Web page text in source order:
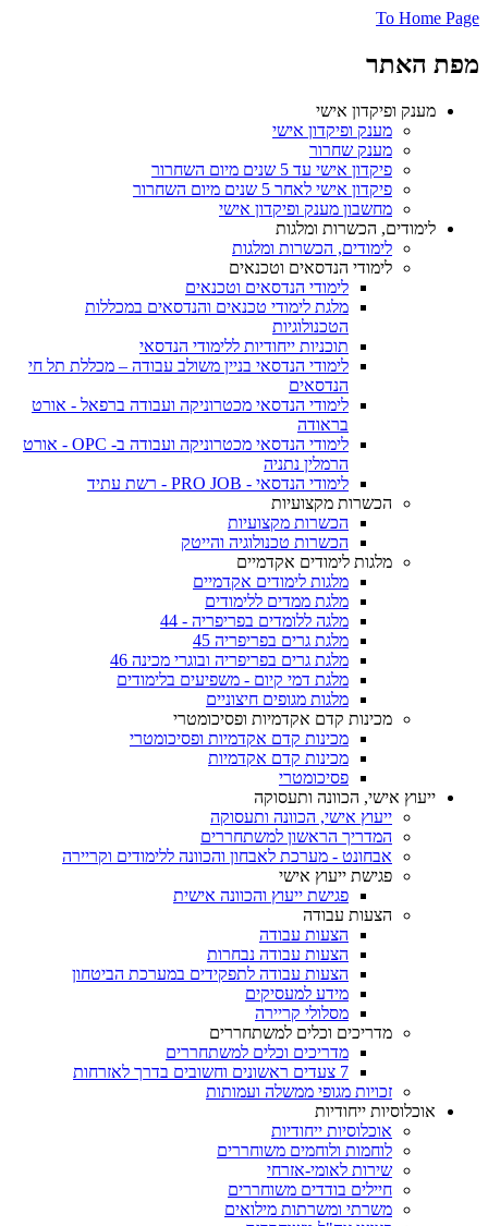
To Home Page
מפת האתר
מענק ופיקדון אישי
מענק ופיקדון אישי
מענק שחרור
פיקדון אישי עד 5 שנים מיום השחרור
פיקדון אישי לאחר 5 שנים מיום השחרור
מחשבון מענק ופיקדון אישי
לימודים, הכשרות ומלגות
לימודים, הכשרות ומלגות
לימודי הנדסאים וטכנאים
לימודי הנדסאים וטכנאים
מלגת לימודי טכנאים והנדסאים במכללות
הטכנולוגיות
תוכניות ייחודיות ללימודי הנדסאי
לימודי הנדסאי בניין משולב עבודה – מכללת תל חי
הנדסאים
לימודי הנדסאי מכטרוניקה ועבודה ברפאל - אורט
בראודה
לימודי הנדסאי מכטרוניקה ועבודה ב- OPC - אורט
הרמלין נתניה
לימודי הנדסאי - PRO JOB - רשת עתיד
הכשרות מקצועיות
הכשרות מקצועיות
הכשרות טכנולוגיה והייטק
מלגות לימודים אקדמיים
מלגות לימודים אקדמיים
מלגת ממדים ללימודים
מלגה ללומדים בפריפריה - 44
מלגת גרים בפריפריה 45
מלגת גרים בפריפריה ובוגרי מכינה 46
מלגת דמי קיום - משפיעים בלימודים
מלגות מגופים חיצוניים
מכינות קדם אקדמיות ופסיכומטרי
מכינות קדם אקדמיות ופסיכומטרי
מכינות קדם אקדמיות
פסיכומטרי
ייעוץ אישי, הכוונה ותעסוקה
ייעוץ אישי, הכוונה ותעסוקה
המדריך הראשון למשתחררים
אבחונט - מערכת לאבחון והכוונה ללימודים וקריירה
פגישת ייעוץ אישי
פגישת ייעוץ והכוונה אישית
הצעות עבודה
הצעות עבודה
הצעות עבודה נבחרות
הצעות עבודה לתפקידים במערכת הביטחון
מידע למעסיקים
מסלולי קריירה
מדריכים וכלים למשתחררים
מדריכים וכלים למשתחררים
7 צעדים ראשונים וחשובים בדרך לאזרחות
זכויות מגופי ממשלה ועמותות
אוכלוסיות ייחודיות
אוכלוסיות ייחודיות
לוחמות ולוחמים משוחררים
שירות לאומי-אזרחי
חיילים בודדים משוחררים
משרתי ומשרתות מילואים